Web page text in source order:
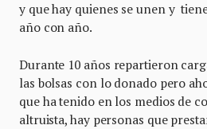
y que hay quienes se unen y
año con año.
Durante 10 años repartieron
las bolsas con lo donado pero
que ha tenido en los medios de
altruista, hay personas que